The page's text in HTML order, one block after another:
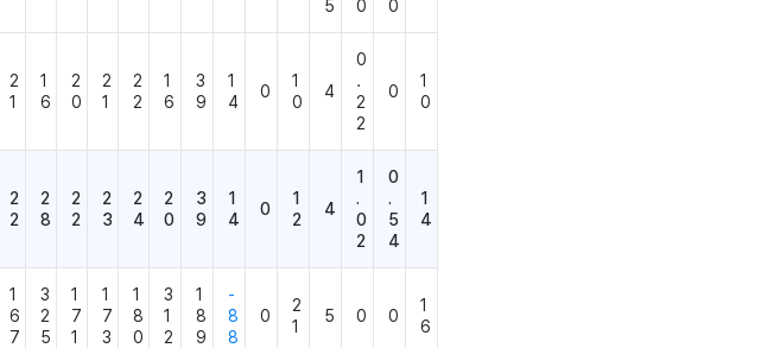
5
0
0
2
1
1
6
2
0
2
1
2
2
1
6
3
9
1
4
0
1
0
4
0
.
2
2
0
1
0
2
2
2
8
2
2
2
3
2
4
2
0
3
9
1
4
0
1
2
4
1
.
0
2
0
.
5
4
1
4
1
6
7
3
2
5
1
7
1
1
7
3
1
8
0
3
1
2
1
8
9
-
8
8
0
2
1
5 0 0
1
6